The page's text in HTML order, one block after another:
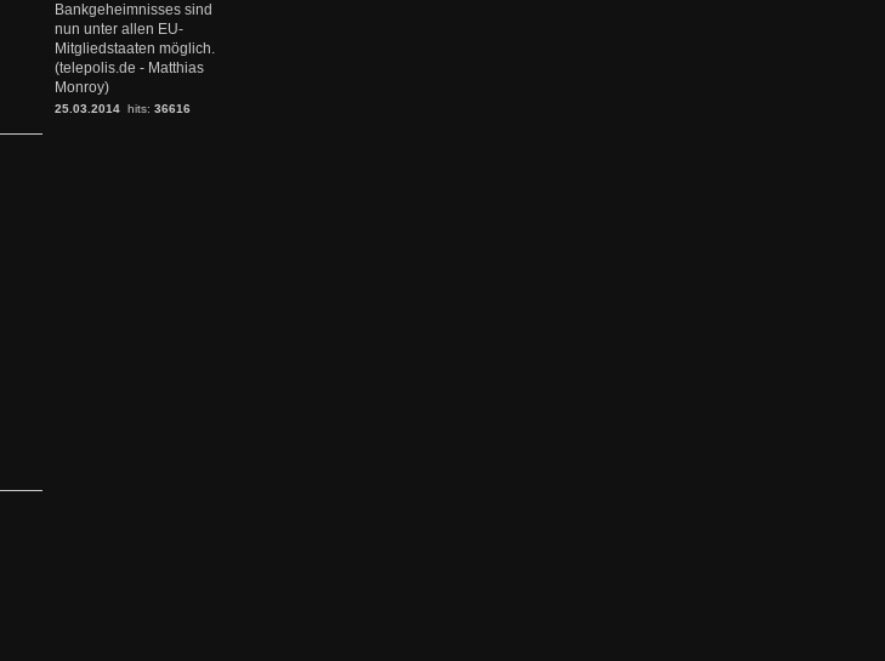
Bankgeheimnisses sind
nun unter allen EU-
Mitgliedstaaten möglich.
(telepolis.de - Matthias
Monroy)
25.03.2014 hits: 36616